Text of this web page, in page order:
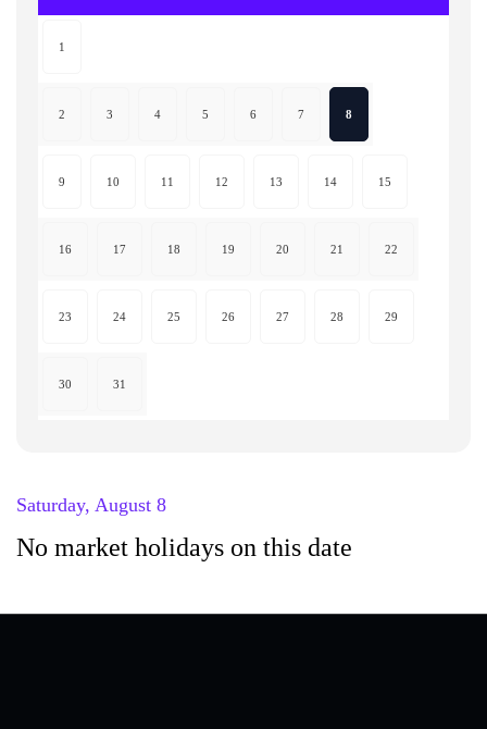
1
2 3 4 5 6 7 8
9 10 11 12 13 14 15
16 17 18 19 20 21 22
23 24 25 26 27 28 29
30 31
Saturday, August 8
No market holidays on this date